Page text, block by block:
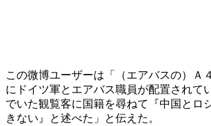
この微博ユーザーは「（エアバスの）Ａ
にドイツ軍とエアバス職員が配置されて
でいた観覧客に国籍を尋ねて『中国とロ
きない』と述べた」と伝えた。